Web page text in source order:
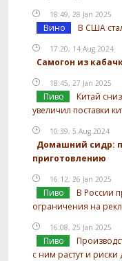
18:49, 28 Jan 2025
Вино В США
17:20, 14 Aug 2024
Самогон из
18:45, 27 Jan 2025
Пиво
Китай
увеличил поставки
10:39, 5 Aug 2024
Домашний сидр:
приготовлению
16:12, 26 Jan 2025
Пиво
В России
ограничения на
16:08, 25 Jan 2025
Пиво
с ним растут и риски